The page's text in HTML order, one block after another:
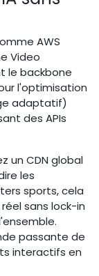
AWS
Video
le backbone
l'optimisation
adaptatif)
des APIs
un CDN global
les
sports, cela
sans lock-in
passante de
interactifs en